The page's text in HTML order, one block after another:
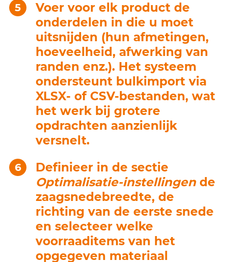
Voer voor elk product de
onderdelen in die u moet
uitsnijden (hun afmetingen,
hoeveelheid, afwerking van
randen enz.). Het systeem
ondersteunt bulkimport via
XLSX- of CSV-bestanden, wat
het werk bij grotere
opdrachten aanzienlijk
versnelt.
Definieer in de sectie
Optimalisatie-instellingende
zaagsnedebreedte, de
richting van de eerste snede
en selecteer welke
voorraaditems van het
opgegeven materiaal